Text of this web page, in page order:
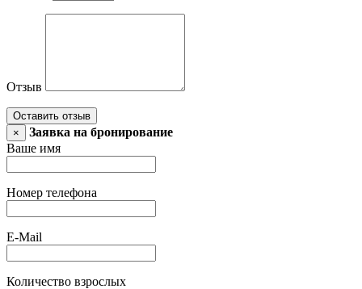
Отзыв
Оставить отзыв
×
Заявка на бронирование
Ваше имя
Номер телефона
E-Mail
Количество взрослых